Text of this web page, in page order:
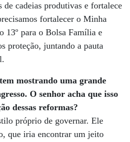
de cadeias produtivas e fortalece
fortalecer o Minha
13º para o Bolsa Família e
proteção, juntando a pauta
mostrando uma grande
O senhor acha que isso
dessas reformas?
próprio de governar. Ele
que iria encontrar um jeito